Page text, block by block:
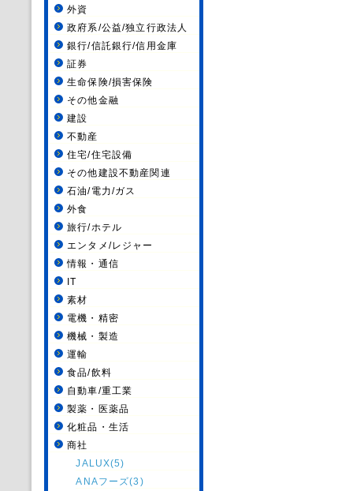
外資
政府系/公益/独立行政法人
銀行/信託銀行/信用金庫
証券
生命保険/損害保険
その他金融
建設
不動産
住宅/住宅設備
その他建設不動産関連
石油/電力/ガス
外食
旅行/ホテル
エンタメ/レジャー
情報・通信
IT
素材
電機・精密
機械・製造
運輸
食品/飲料
自動車/重工業
製薬・医薬品
化粧品・生活
商社
JALUX(5)
ANAフーズ(3)